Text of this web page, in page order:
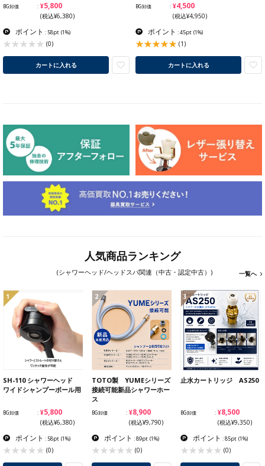
BG卸価 ¥5,800
(税込¥6,380)
ポイント : 58pt (1%)
(0)
カートに入れる
BG卸価 ¥4,500
(税込¥4,950)
ポイント : 45pt (1%)
(1)
カートに入れる
人気商品ランキング
(シャワーヘッド/ヘッドスパ関連（中古・認定中古）) 一覧へ
1
SH-110 シャワーヘッド
ワイドシャンプーボール用
BG卸価 ¥5,800
(税込¥6,380)
ポイント : 58pt (1%)
(0)
2
TOTO製 YUMEシリーズ
接続可能新品シャワーホー
ス
BG卸価 ¥8,900
(税込¥9,790)
ポイント : 89pt (1%)
(0)
3
止水カートリッジ AS250
BG卸価 ¥8,500
(税込¥9,350)
ポイント : 85pt (1%)
(0)